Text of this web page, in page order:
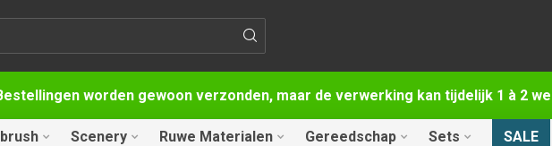
worden gewoon verzonden, maar de verwerking kan tijdelijk 1 à 2
Scenery Ruwe Materialen Gereedschap Sets SALE